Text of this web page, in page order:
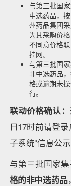
与第三批国
中选药品，
州药品集团
为其采购价
不同意价格
挂网。
与第三批国
非中选药品
格或逾期未
行。
联动价格确认：
日17时前请登
子系统“信息公
与第三批国家
格的非中选药品